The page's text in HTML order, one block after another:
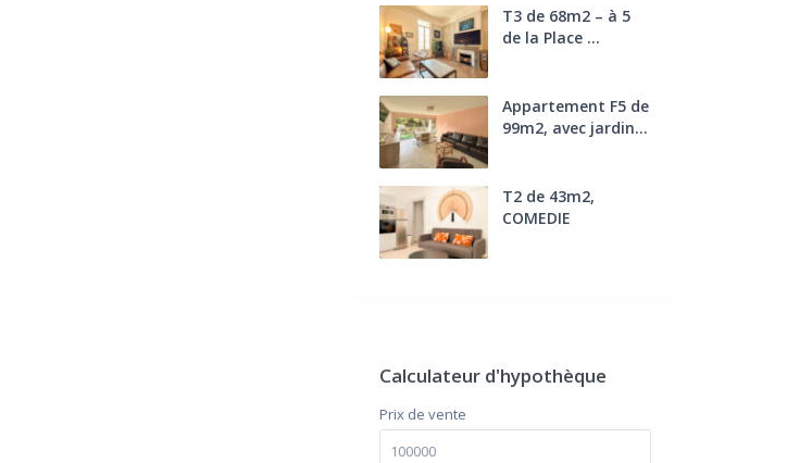
T3 de 68m2 – à 5
de la Place ...
Appartement F5 de
99m2, avec jardin...
T2 de 43m2,
COMEDIE
Calculateur d'hypothèque
Prix ​​de vente